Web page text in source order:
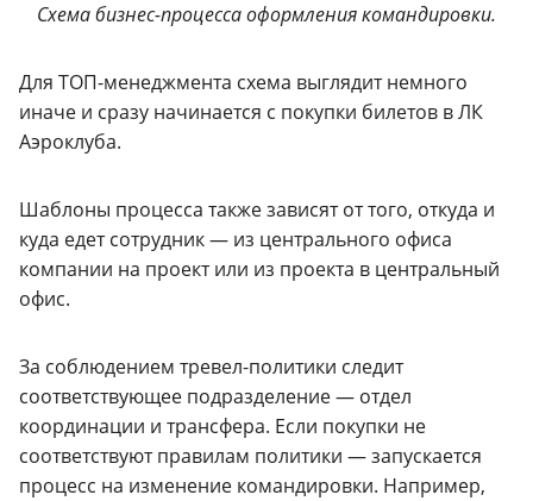
Схема бизнес-процесса оформления командировки.
Для ТОП-менеджмента схема выглядит немного
иначе и сразу начинается с покупки билетов в ЛК
Аэроклуба.
Шаблоны процесса также зависят от того, откуда и
куда едет сотрудник — из центрального офиса
компании на проект или из проекта в центральный
офис.
За соблюдением тревел-политики следит
соответствующее подразделение — отдел
координации и трансфера. Если покупки не
соответствуют правилам политики — запускается
процесс на изменение командировки. Например,